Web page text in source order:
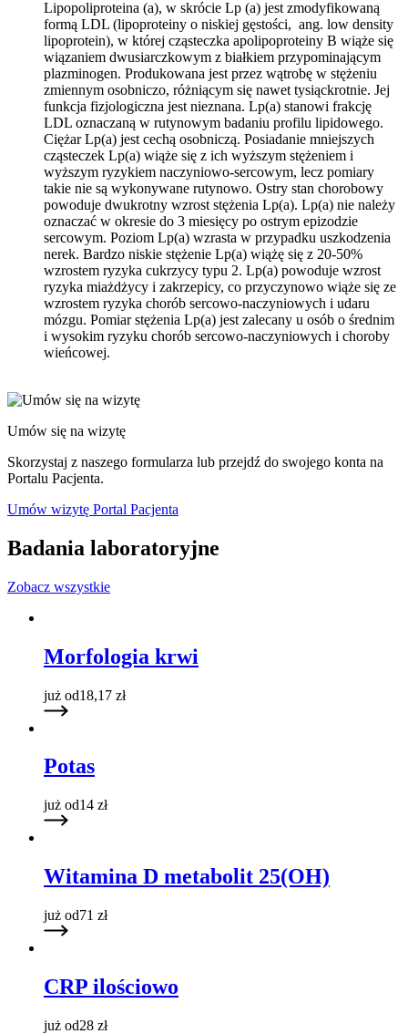
Lipopoliproteina (a), w skrócie Lp (a) jest zmodyfikowaną
formą LDL (lipoproteiny o niskiej gęstości, ang. low density
lipoprotein), w której cząsteczka apolipoproteiny B wiąże się
wiązaniem dwusiarczkowym z białkiem przypominającym
plazminogen. Produkowana jest przez wątrobę w stężeniu
zmiennym osobniczo, różniącym się nawet tysiąckrotnie. Jej
funkcja fizjologiczna jest nieznana. Lp(a) stanowi frakcję
LDL oznaczaną w rutynowym badaniu profilu lipidowego.
Ciężar Lp(a) jest cechą osobniczą. Posiadanie mniejszych
cząsteczek Lp(a) wiąże się z ich wyższym stężeniem i
wyższym ryzykiem naczyniowo-sercowym, lecz pomiary
takie nie są wykonywane rutynowo. Ostry stan chorobowy
powoduje dwukrotny wzrost stężenia Lp(a). Lp(a) nie należy
oznaczać w okresie do 3 miesięcy po ostrym epizodzie
sercowym. Poziom Lp(a) wzrasta w przypadku uszkodzenia
nerek. Bardzo niskie stężenie Lp(a) wiążę się z 20-50%
wzrostem ryzyka cukrzycy typu 2. Lp(a) powoduje wzrost
ryzyka miażdżycy i zakrzepicy, co przyczynowo wiąże się ze
wzrostem ryzyka chorób sercowo-naczyniowych i udaru
mózgu. Pomiar stężenia Lp(a) jest zalecany u osób o średnim
i wysokim ryzyku chorób sercowo-naczyniowych i choroby
wieńcowej.
Umów się na wizytę
Skorzystaj z naszego formularza lub przejdź do swojego konta na
Portalu Pacjenta.
Umów wizytę Portal Pacjenta
Badania laboratoryjne
Zobacz wszystkie
Morfologia krwi
już od18,17 zł
Potas
już od14 zł
Witamina D metabolit 25(OH)
już od71 zł
CRP ilościowo
już od28 zł